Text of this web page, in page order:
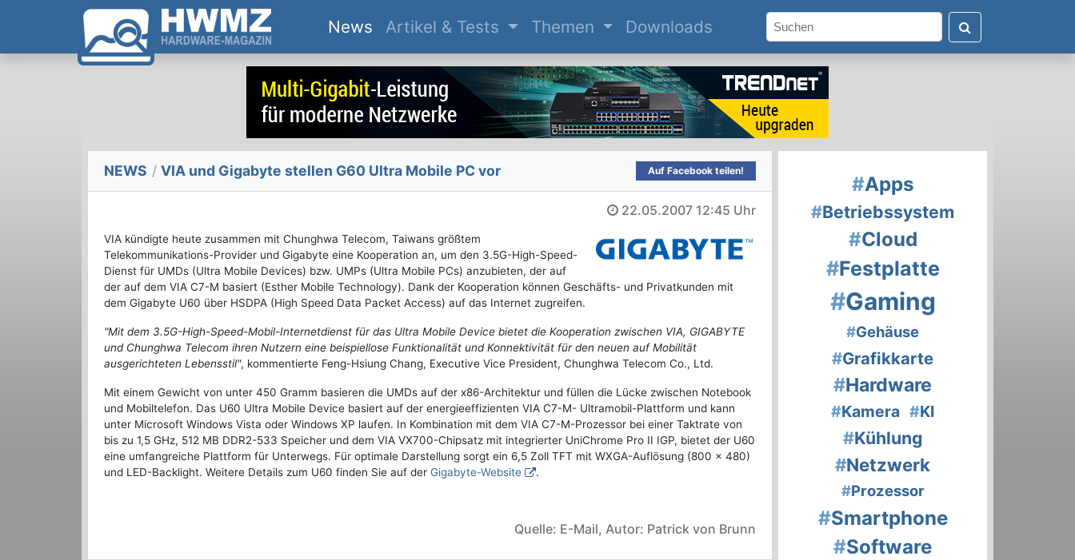
News(current)
Artikel & Tests Themen Downloads
NEWS / VIA und Gigabyte stellen G60 Ultra Mobile PC vor Auf Facebook teilen!
22.05.2007 12:45 Uhr
VIA kündigte heute zusammen mit Chunghwa Telecom, Taiwans größtem
Telekommunikations-Provider und Gigabyte eine Kooperation an, um den 3.5G-High-Speed-
Dienst für UMDs (Ultra Mobile Devices) bzw. UMPs (Ultra Mobile PCs) anzubieten, der auf
der auf dem VIA C7-M basiert (Esther Mobile Technology). Dank der Kooperation können Geschäfts- und Privatkunden mit
dem Gigabyte U60 über HSDPA (High Speed Data Packet Access) auf das Internet zugreifen.
"Mit dem 3.5G-High-Speed-Mobil-Internetdienst für das Ultra Mobile Device bietet die Kooperation zwischen VIA, GIGABYTE
und Chunghwa Telecom ihren Nutzern eine beispiellose Funktionalität und Konnektivität für den neuen auf Mobilität
ausgerichteten Lebensstil", kommentierte Feng-Hsiung Chang, Executive Vice President, Chunghwa Telecom Co., Ltd.
Mit einem Gewicht von unter 450 Gramm basieren die UMDs auf der x86-Architektur und füllen die Lücke zwischen Notebook
und Mobiltelefon. Das U60 Ultra Mobile Device basiert auf der energieeffizienten VIA C7-M- Ultramobil-Plattform und kann
unter Microsoft Windows Vista oder Windows XP laufen. In Kombination mit dem VIA C7-M-Prozessor bei einer Taktrate von
bis zu 1,5 GHz, 512 MB DDR2-533 Speicher und dem VIA VX700-Chipsatz mit integrierter UniChrome Pro II IGP, bietet der U60
eine umfangreiche Plattform für Unterwegs. Für optimale Darstellung sorgt ein 6,5 Zoll TFT mit WXGA-Auflösung (800 x 480)
und LED-Backlight. Weitere Details zum U60 finden Sie auf der Gigabyte-Website .
Quelle: E-Mail, Autor: Patrick von Brunn
#Apps
#Betriebssystem
#Cloud
#Festplatte
#Gaming
#Gehäuse
#Grafikkarte
#Hardware
#Kamera #KI
#Kühlung
#Netzwerk
#Prozessor
#Smartphone
#Software